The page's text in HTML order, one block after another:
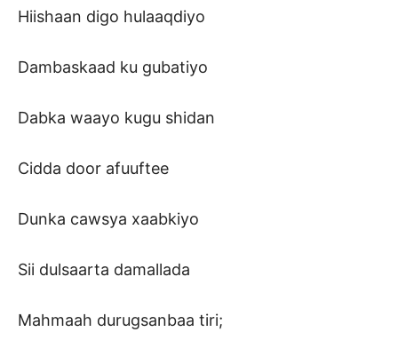
Hiishaan digo hulaaqdiyo
Dambaskaad ku gubatiyo
Dabka waayo kugu shidan
Cidda door afuuftee
Dunka cawsya xaabkiyo
Sii dulsaarta damallada
Mahmaah durugsanbaa tiri;